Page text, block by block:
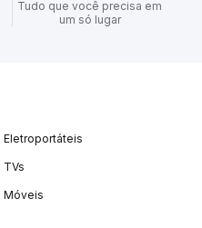
Tudo que você precisa em
um só lugar
Eletroportáteis
TVs
Móveis